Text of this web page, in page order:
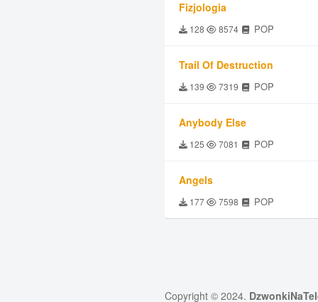
Fizjologia
128 8574 POP
Trail Of Destruction
139 7319 POP
Anybody Else
125 7081 POP
Angels
177 7598 POP
Copyright © 2024.